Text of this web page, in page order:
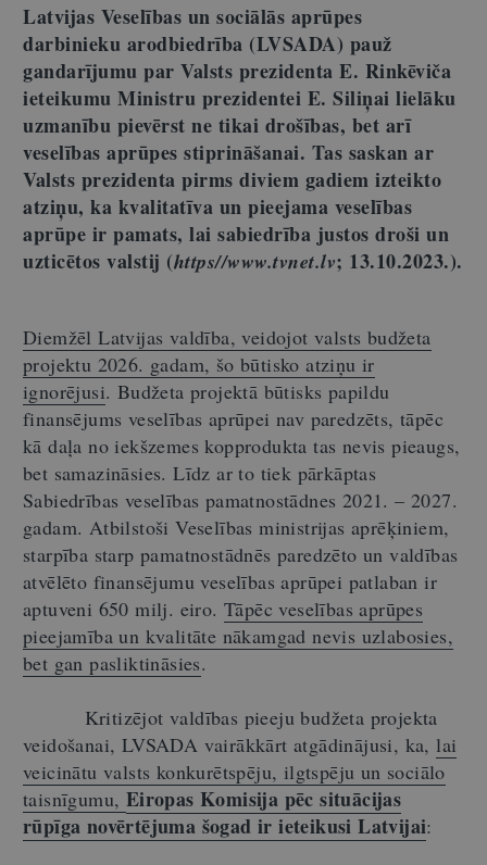
Latvijas Veselības un sociālās aprūpes
darbinieku arodbiedrība (LVSADA) pauž
gandarījumu par Valsts prezidenta E. Rinkēviča
ieteikumu Ministru prezidentei E. Siliņai lielāku
uzmanību pievērst ne tikai drošības, bet arī
veselības aprūpes stiprināšanai. Tas saskan ar
Valsts prezidenta pirms diviem gadiem izteikto
atziņu, ka kvalitatīva un pieejama veselības
aprūpe ir pamats, lai sabiedrība justos droši un
uzticētos valstij (https//www.tvnet.lv; 13.10.2023.).
Diemžēl Latvijas valdība, veidojot valsts budžeta
projektu 2026. gadam, šo būtisko atziņu ir
ignorējusi. Budžeta projektā būtisks papildu
finansējums veselības aprūpei nav paredzēts, tāpēc
kā daļa no iekšzemes kopprodukta tas nevis pieaugs,
bet samazināsies. Līdz ar to tiek pārkāptas
Sabiedrības veselības pamatnostādnes 2021. – 2027.
gadam. Atbilstoši Veselības ministrijas aprēķiniem,
starpība starp pamatnostādnēs paredzēto un valdības
atvēlēto finansējumu veselības aprūpei patlaban ir
aptuveni 650 milj. eiro. Tāpēc veselības aprūpes
pieejamība un kvalitāte nākamgad nevis uzlabosies,
bet gan pasliktināsies.
Kritizējot valdības pieeju budžeta projekta
veidošanai, LVSADA vairākkārt atgādinājusi, ka,lai
veicinātu valsts konkurētspēju, ilgtspēju un sociālo
taisnīgumu, Eiropas Komisija pēc situācijas
rūpīga novērtējuma šogad ir ieteikusi Latvijai: